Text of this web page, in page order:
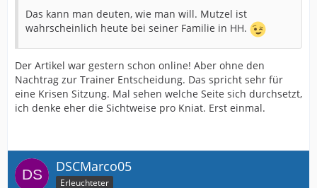
Das kann man deuten, wie man will. Mutzel ist
wahrscheinlich heute bei seiner Familie in HH.
Der Artikel war gestern schon online! Aber ohne den
Nachtrag zur Trainer Entscheidung. Das spricht sehr für
eine Krisen Sitzung. Mal sehen welche Seite sich durchsetzt,
ich denke eher die Sichtweise pro Kniat. Erst einmal.
DSCMarco05
Erleuchteter